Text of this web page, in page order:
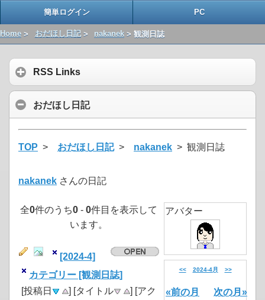
簡単ログイン PC
Home > おだほし日記> nakanek > 観測日誌
RSS Links
おだほし日記
TOP > おだほし日記> nakanek > 観測日誌
nakanek さんの日記
全0件のうち0 - 0件目を表示して
います。
[2024-4]
カテゴリー [観測日誌]
[投稿日
] [タイトル
] [アク
アバター
<< 2024-4月 >>
«前の月 次の月»